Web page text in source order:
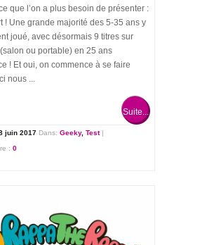
que l’on a plus besoin de présenter :
! Une grande majorité des 5-35 ans y
joué, avec désormais 9 titres sur
ou portable) en 25 ans
! Et oui, on commence à se faire
nous ...
Suite...
juin 2017 Dans: Geeky, Test |
: 0